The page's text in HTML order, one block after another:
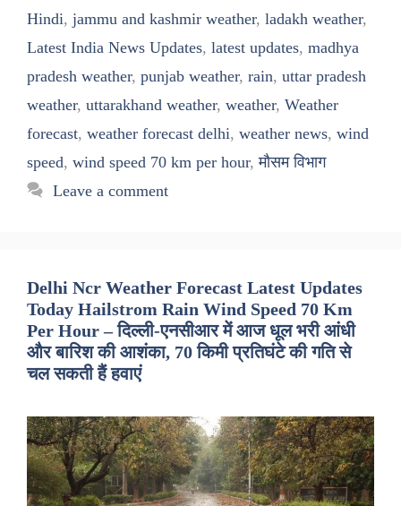
Hindi, jammu and kashmir weather, ladakh weather,
Latest India News Updates, latest updates, madhya
pradesh weather, punjab weather, rain, uttar pradesh
weather, uttarakhand weather, weather, Weather
forecast, weather forecast delhi, weather news, wind
speed, wind speed 70 km per hour,मौसम विभाग
Leave a comment
Delhi Ncr Weather Forecast Latest Updates
Today Hailstrom Rain Wind Speed 70 Km
Per Hour – दिल्ली-एनसीआर में आज धूल भरी आंधी
और बारिश की आशंका, 70 किमी प्रतिघंटे की गति से
चल सकती हैं हवाएं